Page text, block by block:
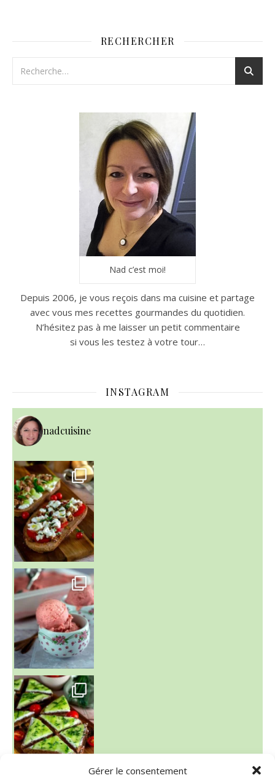
Gérer le consentement
RECHERCHER
Nad c’est moi!
Depuis 2006, je vous reçois dans ma cuisine et partage
avec vous mes recettes gourmandes du quotidien.
N’hésitez pas à me laisser un petit commentaire
si vous les testez à votre tour…
INSTAGRAM
nadcuisine
~ NICE CREAM À LA FRAISE ~
Presque un mois que